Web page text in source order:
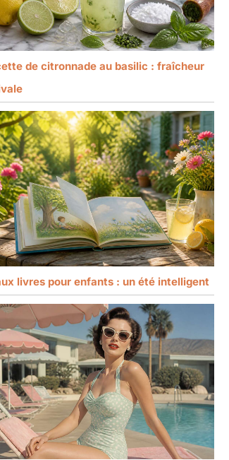
de citronnade au basilic : fraîcheur
livres pour enfants : un été intelligent